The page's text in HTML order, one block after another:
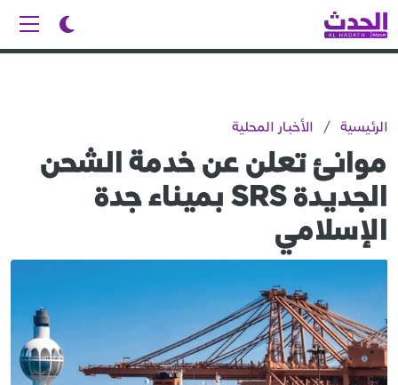
الرئيسية / الأخبار المحلية
موانئ تعلن عن خدمة الشحن
الجديدة SRS بميناء جدة
الإسلامي